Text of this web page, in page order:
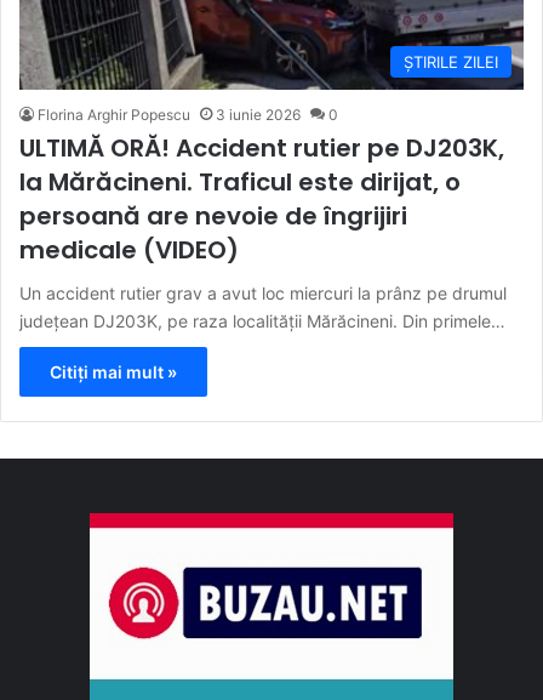
ȘTIRILE ZILEI
Florina Arghir Popescu 3 iunie 2026 0
ULTIMĂ ORĂ! Accident rutier pe DJ203K,
la Mărăcineni. Traficul este dirijat, o
persoană are nevoie de îngrijiri
medicale (VIDEO)
Un accident rutier grav a avut loc miercuri la prânz pe drumul
județean DJ203K, pe raza localității Mărăcineni. Din primele…
Citiți mai mult »